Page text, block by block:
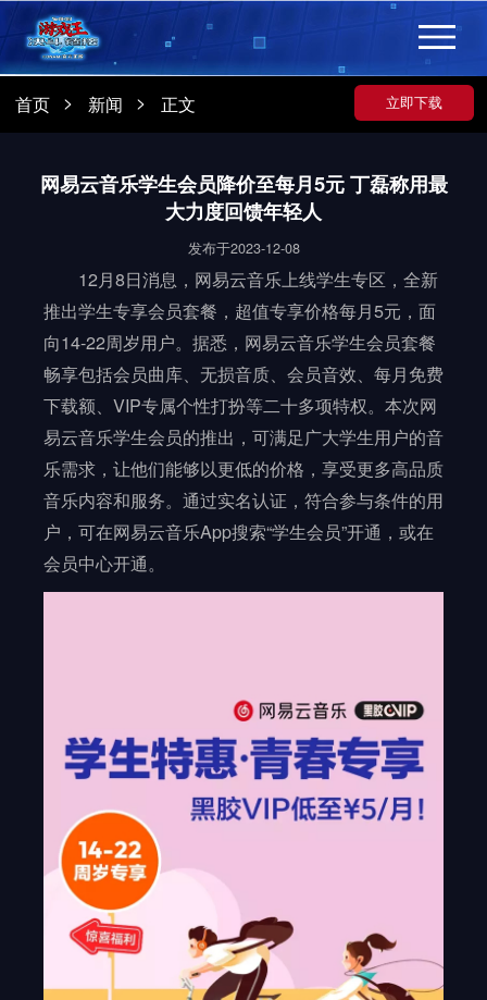
首页 > 新闻 > 正文 立即下载
网易云音乐学生会员降价至每月5元 丁磊称用最
大力度回馈年轻人
发布于2023-12-08
12月8日消息，网易云音乐上线学生专区，全新
推出学生专享会员套餐，超值专享价格每月5元，面
向14-22周岁用户。据悉，网易云音乐学生会员套餐
畅享包括会员曲库、无损音质、会员音效、每月免费
下载额、VIP专属个性打扮等二十多项特权。本次网
易云音乐学生会员的推出，可满足广大学生用户的音
乐需求，让他们能够以更低的价格，享受更多高品质
音乐内容和服务。通过实名认证，符合参与条件的用
户，可在网易云音乐App搜索“学生会员”开通，或在
会员中心开通。